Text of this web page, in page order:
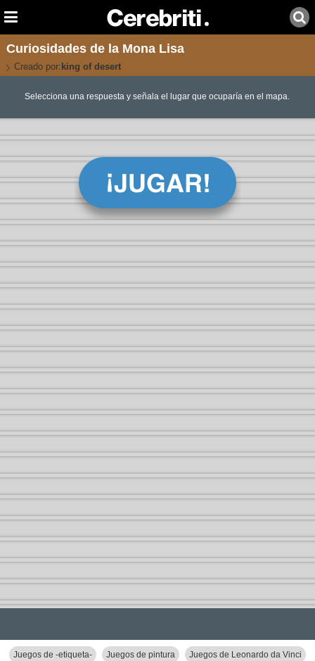
Curiosidades de la Mona Lisa
Creado por: king of desert
Selecciona una respuesta y señala el lugar que ocuparía en el mapa.
Juegos de -etiqueta- Juegos de pintura Juegos de Leonardo da Vinci